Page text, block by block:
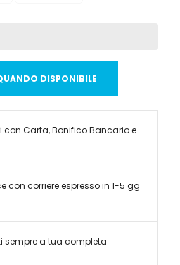
DISPONIBILE
con Carta, Bonifico Bancario e
con corriere espresso in 1-5 gg
sempre a tua completa